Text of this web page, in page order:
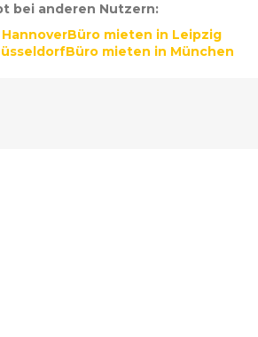
bei anderen Nutzern:
Büro mieten in Leipzig
Büro mieten in München